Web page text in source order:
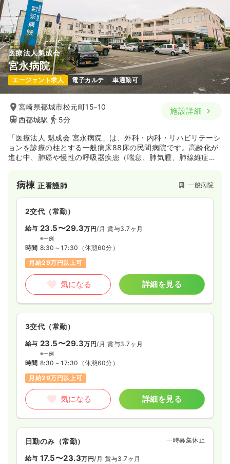
土日祝休み
気になる 詳細を見る
日勤のみ（パート） 一時募集休止
給与 時給1,150〜1,400円
時間 8:30～17:30（休憩60分）
土日祝休み
時給1,400円以上可
気になる 詳細を見る
医療法人魁成会
宮永病院
エージェント求人 電子カルテ 車通勤可
宮崎県都城市松元町15-10
西都城駅
5分
施設詳細
「医療法人 魁成会 宮永病院」は、外科・内科・リハビリテーシ
ョンを診療の柱とする一般病床88床の民間病院です。高齢化が
進む中、肺癌や慢性の呼吸器疾患（喘息、肺気腫、肺線維症な
ています。
リウマチなどの膠原病は長期間にわたる継続治療が必要となり
ますが、個々に応じた生活指導に気を配りながら着実な治療を
行なうよう心がけています。
老健や訪問看護ステーションなどの5つの施設を併設しており、
介護保険施行下での在宅、通所、施設ケアを、当院がバックア
ップしながらグループとして円滑に実施出来ることも、特色の
病棟正看護師 一般病院
2交代（常勤）
給与 23.5〜29.3万円/月 賞与3.7ヶ月
※一例
時間 8:30～17:30 （休憩60分）
月給29万円以上可
気になる 詳細を見る
3交代（常勤）
給与 23.5〜29.3万円/月 賞与3.7ヶ月
※一例
時間 8:30～17:30 （休憩60分）
月給29万円以上可
気になる 詳細を見る
日勤のみ（常勤） 一時募集休止
給与 17.5〜23.3万円/月 賞与3.7ヶ月